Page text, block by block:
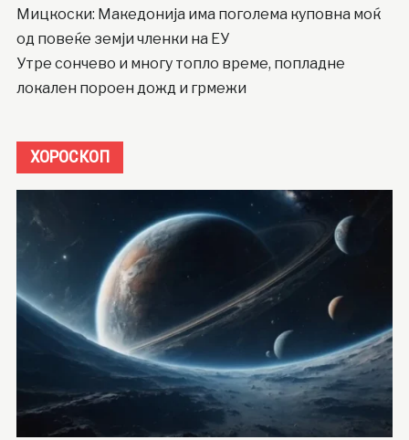
Мицкоски: Македонија има поголема куповна моќ
од повеќе земји членки на ЕУ
Утре сончево и многу топло време, попладне
локален пороен дожд и грмежи
ХОРОСКОП